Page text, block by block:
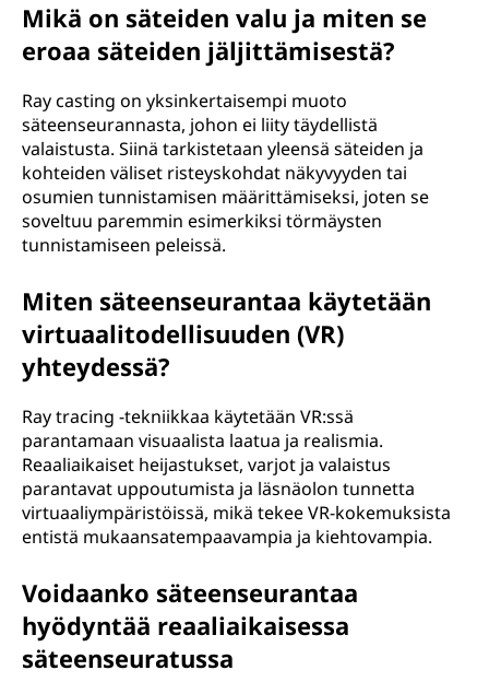
Mikä on säteiden valu ja miten se
eroaa säteiden jäljittämisestä?
Ray casting on yksinkertaisempi muoto
säteenseurannasta, johon ei liity täydellistä
valaistusta. Siinä tarkistetaan yleensä säteiden ja
kohteiden väliset risteyskohdat näkyvyyden tai
osumien tunnistamisen määrittämiseksi, joten se
soveltuu paremmin esimerkiksi törmäysten
tunnistamiseen peleissä.
Miten säteenseurantaa käytetään
virtuaalitodellisuuden (VR)
yhteydessä?
Ray tracing -tekniikkaa käytetään VR:ssä
parantamaan visuaalista laatua ja realismia.
Reaaliaikaiset heijastukset, varjot ja valaistus
parantavat uppoutumista ja läsnäolon tunnetta
virtuaaliympäristöissä, mikä tekee VR-kokemuksista
entistä mukaansatempaavampia ja kiehtovampia.
Voidaanko säteenseurantaa
hyödyntää reaaliaikaisessa
säteenseuratussa